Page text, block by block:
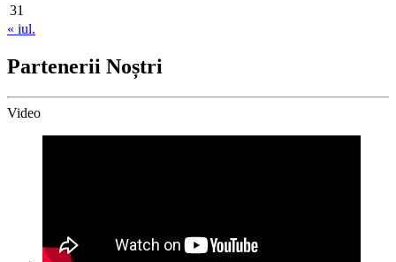
31
« iul.
Partenerii Noștri
Video